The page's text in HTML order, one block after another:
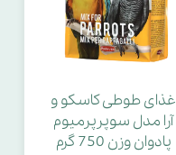
غذای طوطی کاسکو و
آرا مدل سوپرپرمیوم
پادوان وزن 750 گرم